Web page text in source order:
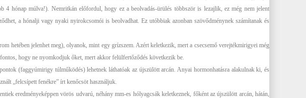
hónap múlva!). Nemritkán előfordul, hogy ez a beolvadás-ürülés többször is lezajlik, ez még nem jelent
a hónalji vagy nyaki nyirokcsomói is beolvadhat. Ez utóbbiak azonban szövődménynek számítanak és
hetében jelenhet meg), olyanok, mint egy grízszem. Azért keletkezik, mert a csecsemő verejtékmirigyei még
hogy ne nyomkodjuk őket, mert akkor felülfertőződés következik be.
(faggyúmirigy túlműködés) lehetnek láthatóak az újszülött arcán. Anyai hormonhatásra alakulnak ki, és
„felcsípett fenékre” írt kenőcsöt használjuk.
eredményeképpen vörös udvarú, néhány mm-es hólyagcsák keletkeznek, főként az újszülött arcán, hátán,